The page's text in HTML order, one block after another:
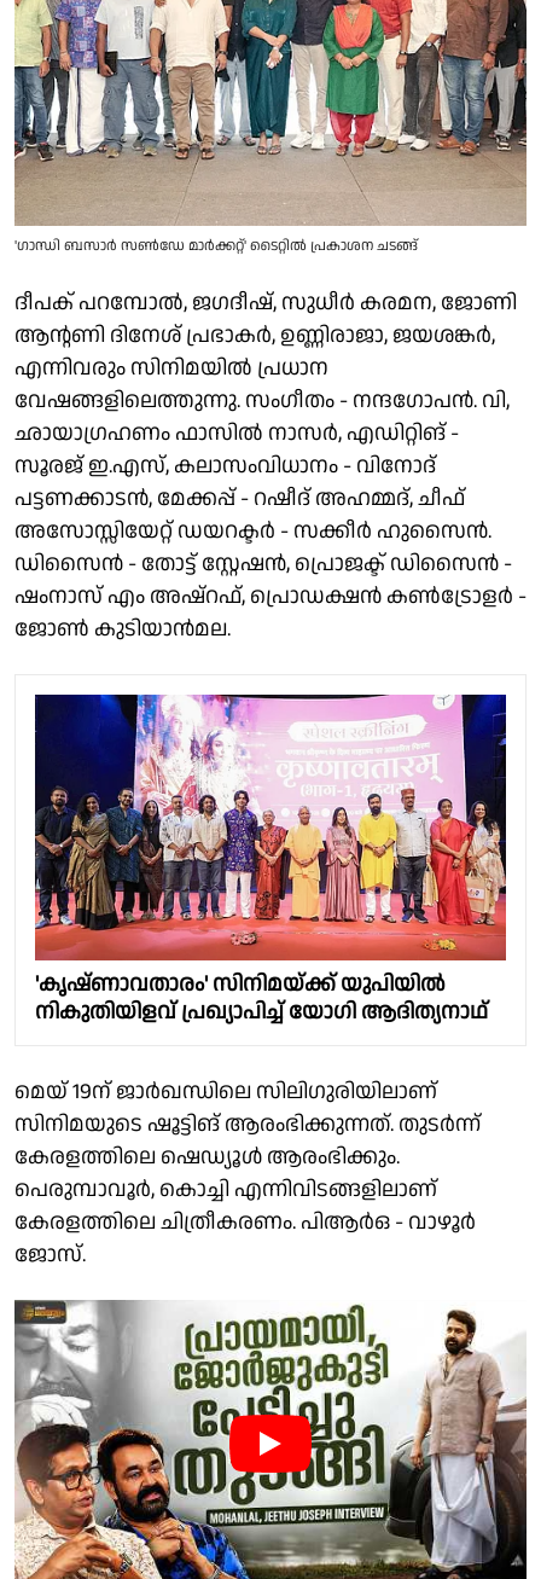
'ഗാന്ധി ബസാർ സൺഡേ മാർക്കറ്റ്' ടൈറ്റിൽ പ്രകാശന ചടങ്ങ്
ദീപക് പറമ്പോൽ, ജഗദീഷ്, സുധീർ കരമന, ജോണി
ആന്റണി ദിനേശ് പ്രഭാകർ, ഉണ്ണിരാജാ, ജയശങ്കർ,
എന്നിവരും സിനിമയിൽ പ്രധാന
വേഷങ്ങളിലെത്തുന്നു. സംഗീതം - നന്ദഗോപൻ. വി,
ഛായാഗ്രഹണം ഫാസിൽ നാസർ, എഡിറ്റിങ് -
സൂരജ് ഇ.എസ്, കലാസംവിധാനം - വിനോദ്
പട്ടണക്കാടൻ, മേക്കപ്പ് - റഷീദ് അഹമ്മദ്, ചീഫ്
അസോസ്സിയേറ്റ് ഡയറക്ടർ - സക്കീർ ഹുസൈൻ.
ഡിസൈൻ - തോട്ട് സ്റ്റേഷൻ, പ്രൊജക്ട് ഡിസൈൻ -
ഷംനാസ് എം അഷ്റഫ്, പ്രൊഡക്ഷൻ കൺട്രോളർ -
ജോൺ കുടിയാൻമല.
'കൃഷ്ണാവതാരം' സിനിമയ്ക്ക് യുപിയിൽ
നികുതിയിളവ് പ്രഖ്യാപിച്ച് യോഗി ആദിത്യനാഥ്
മെയ് 19ന് ജാർഖന്ധിലെ സിലിഗുരിയിലാണ്
സിനിമയുടെ ഷൂട്ടിങ് ആരംഭിക്കുന്നത്. തുടർന്ന്
കേരളത്തിലെ ഷെഡ്യൂൾ ആരംഭിക്കും.
പെരുമ്പാവൂർ, കൊച്ചി എന്നിവിടങ്ങളിലാണ്
കേരളത്തിലെ ചിത്രീകരണം. പിആർഒ - വാഴൂർ
ജോസ്.